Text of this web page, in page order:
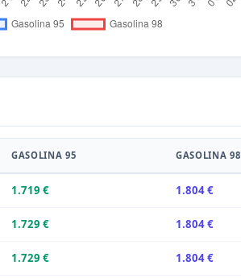
GASOLINA 95 GASOLINA 98
1.719 € 1.804 €
1.729 € 1.804 €
1.729 € 1.804 €